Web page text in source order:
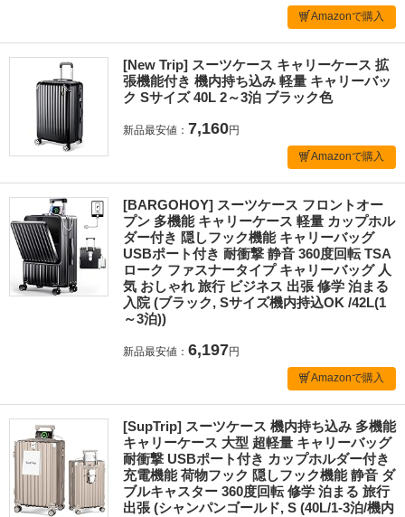
Amazonで購入
[New Trip] スーツケース キャリーケース 拡
張機能付き 機内持ち込み 軽量 キャリーバッ
ク Sサイズ 40L 2～3泊 ブラック色
新品最安値： 7,160円
Amazonで購入
[BARGOHOY] スーツケース フロントオー
プン 多機能 キャリーケース 軽量 カップホル
ダー付き 隠しフック機能 キャリーバッグ
USBポート付き 耐衝撃 静音 360度回転 TSA
ローク ファスナータイプ キャリーバッグ 人
気 おしゃれ 旅行 ビジネス 出張 修学 泊まる
入院 (ブラック, Sサイズ機内持込OK /42L(1
～3泊))
新品最安値： 6,197円
Amazonで購入
[SupTrip] スーツケース 機内持ち込み 多機能
キャリーケース 大型 超軽量 キャリーバッグ
耐衝撃 USBポート付き カップホルダー付き
充電機能 荷物フック 隠しフック機能 静音 ダ
ブルキャスター 360度回転 修学 泊まる 旅行
出張 (シャンパンゴールド, S (40L/1-3泊/機内